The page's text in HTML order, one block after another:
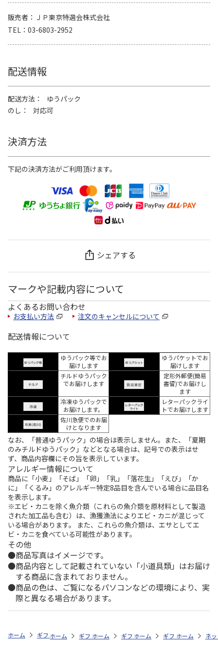
販売者
ＪＰ東京特選会株式会社
TEL
03-6803-2952
配送情報
配送方法
ゆうパック
のし
対応可
決済方法
下記の決済方法がご利用頂けます。
シェアする
マークや記載内容について
よくあるお問い合わせ
お支払い方法 注文のキャンセルについて
配送情報について
ゆうパック等でお
届けします
ゆうパケットでお
届けします
チルドゆうパック
でお届けします
定形外郵便(簡易
書留)でお届けし
ます
冷凍ゆうパックで
お届けします。
レターパックライ
トでお届けします
佐川急便でのお届
けとなります
なお、「普通ゆうパック」の場合は表示しません。また、「夏期
のみチルドゆうパック」などとなる場合は、記号での表示はせ
ず、商品内容欄にその旨を表示しています。
アレルギー情報について
商品に「小麦」「そば」「卵」「乳」「落花生」「えび」「か
に」「くるみ」のアレルギー特定8品目を含んでいる場合に品目名
を表示します。
※エビ・カニを除く魚介類（これらの魚介類を原材料として製造
された加工品も含む）は、漁獲漁法によりエビ・カニが混じって
いる場合があります。 また、これらの魚介類は、エサとしてエ
ビ・カニを食べている可能性があります。
その他
商品写真はイメージです。
商品内容として記載されていない「小道具類」はお届け
する商品に含まれておりません。
商品の色は、ご覧になるパソコンなどの環境により、実
際と異なる場合があります。
ホーム ギフトストア お中元・夏ギフト特集 2026 おつまみ・お惣菜
ホーム ギフトストア お中元・夏ギフト特集 2026
ホーム ギフトストア お中元・夏ギフト
ホーム ギフトストア お
ホーム ネ